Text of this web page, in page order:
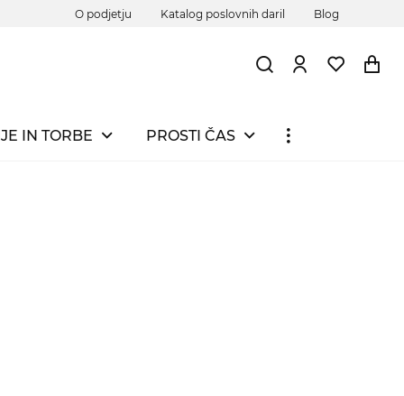
O podjetju Katalog poslovnih daril Blog
IN TORBE PROSTI ČAS